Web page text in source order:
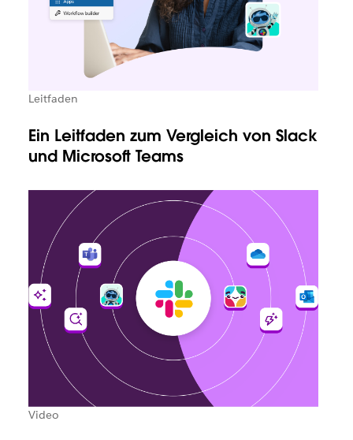
Leitfaden
Ein Leitfaden zum Vergleich von Slack
und Microsoft Teams
Video